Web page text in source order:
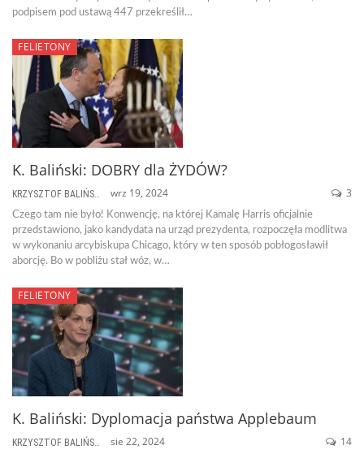
podpisem pod ustawą 447 przekreślił…
FELIETONY
K. Baliński: DOBRY dla ŻYDÓW?
wrz 19, 2024 3
Czego tam nie było! Konwencję, na której Kamalę Harris oficjalnie
przedstawiono, jako kandydata na urząd prezydenta, rozpoczęła modlitwa
w wykonaniu arcybiskupa Chicago, który w ten sposób pobłogosławił
aborcję. Bo w pobliżu stał wóz, w…
FELIETONY
K. Baliński: Dyplomacja państwa Applebaum
KRZYSZTOF BALIŃSKI sie 22, 2024 14